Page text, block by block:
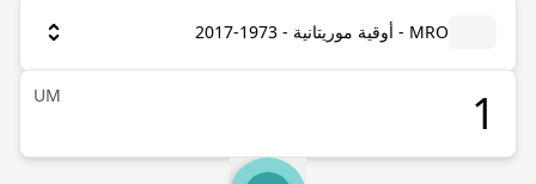
MRO - أوقية موريتانية - 1973-2017
UM